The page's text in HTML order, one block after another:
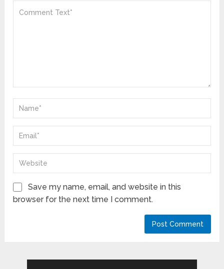
Save my name, email, and website in this
browser for the next time I comment.